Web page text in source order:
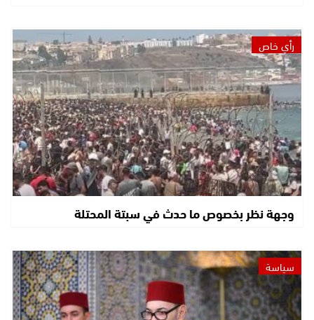
رأي خاص
وجهة نظر بخصوص ما حدث في سبتة المحتلة
سياسة